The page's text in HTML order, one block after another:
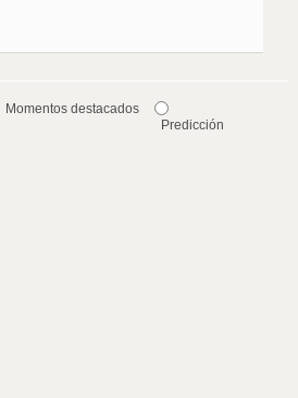
Momentos destacados
Predicción